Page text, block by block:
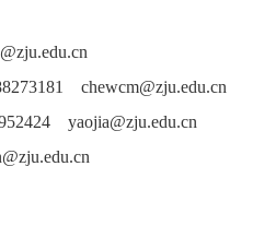
chewcm@zju.edu.cn
yaojia@zju.edu.cn